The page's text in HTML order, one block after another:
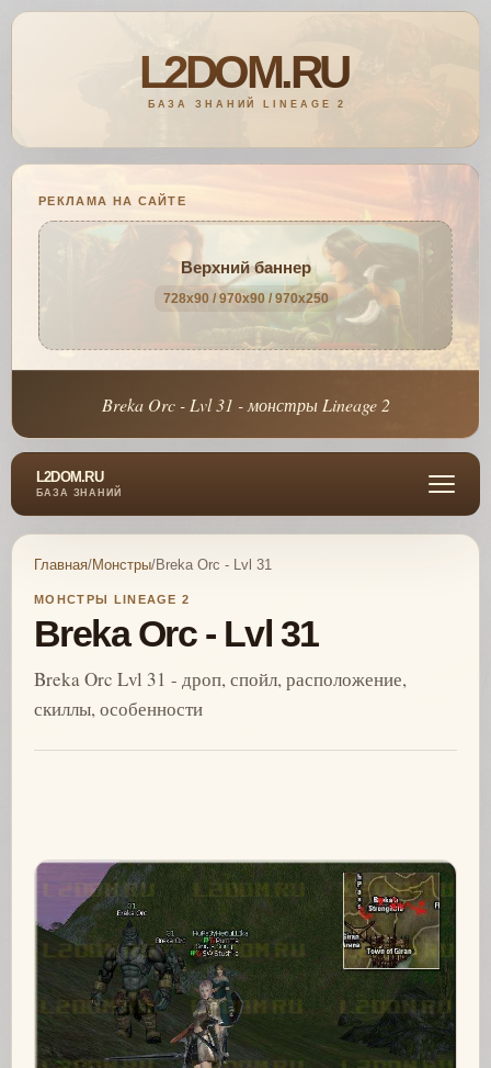
РЕКЛАМА НА САЙТЕ
Верхний баннер
728x90 / 970x90 / 970x250
Breka Orc - Lvl 31 - монстры Lineage 2
L2DOM.RU
БАЗА ЗНАНИЙ
Главная/Монстры/Breka Orc - Lvl 31
МОНСТРЫ LINEAGE 2
Breka Orc - Lvl 31
Breka Orc Lvl 31 - дроп, спойл, расположение,
скиллы, особенности